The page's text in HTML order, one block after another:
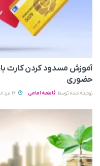
آموزش مسدود کردن کارت
حضوری
نوشته شده توسط فاطمه امامی